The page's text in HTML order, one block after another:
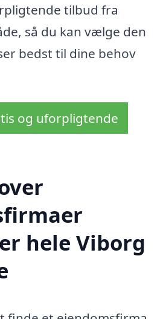
tilbud fra
så du kan vælge den
bedst til dine behov
og uforpligtende
hele Viborg